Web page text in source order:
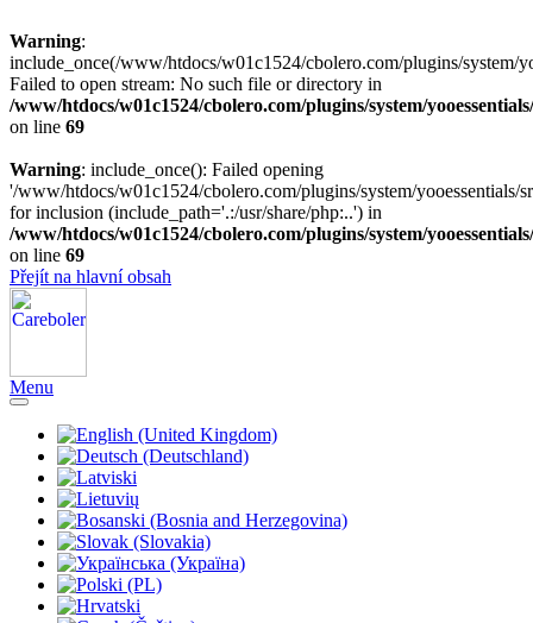
Warning:
include_once(/www/htdocs/w01c1524/cbolero.com/plugins/system/
Failed to open stream: No such file or directory in
/www/htdocs/w01c1524/cbolero.com/plugins/system/
on line 69
Warning: include_once(): Failed opening
'/www/htdocs/w01c1524/cbolero.com/plugins/system/yooessentials/
for inclusion (include_path='.:/usr/share/php:..') in
/www/htdocs/w01c1524/cbolero.com/plugins/system/
on line 69
Přejít na hlavní obsah
Menu